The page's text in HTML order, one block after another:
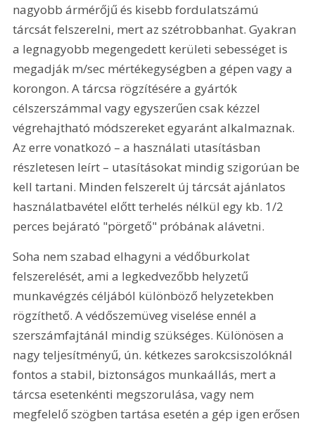
nagyobb ármérőjű és kisebb fordulatszámú
tárcsát felszerelni, mert az szétrobbanhat. Gyakran
a legnagyobb megengedett kerületi sebességet is
megadják m/sec mértékegységben a gépen vagy a
korongon. A tárcsa rögzítésére a gyártók
célszerszámmal vagy egyszerűen csak kézzel
végrehajtható módszereket egyaránt alkalmaznak.
Az erre vonatkozó – a használati utasításban
részletesen leírt – utasításokat mindig szigorúan be
kell tartani. Minden felszerelt új tárcsát ajánlatos
használatbavétel előtt terhelés nélkül egy kb. 1/2
perces bejárató "pörgető" próbának alávetni.
Soha nem szabad elhagyni a védőburkolat
felszerelését, ami a legkedvezőbb helyzetű
munkavégzés céljából különböző helyzetekben
rögzíthető. A védőszemüveg viselése ennél a
szerszámfajtánál mindig szükséges. Különösen a
nagy teljesítményű, ún. kétkezes sarokcsiszolóknál
fontos a stabil, biztonságos munkaállás, mert a
tárcsa esetenkénti megszorulása, vagy nem
megfelelő szögben tartása esetén a gép igen erősen